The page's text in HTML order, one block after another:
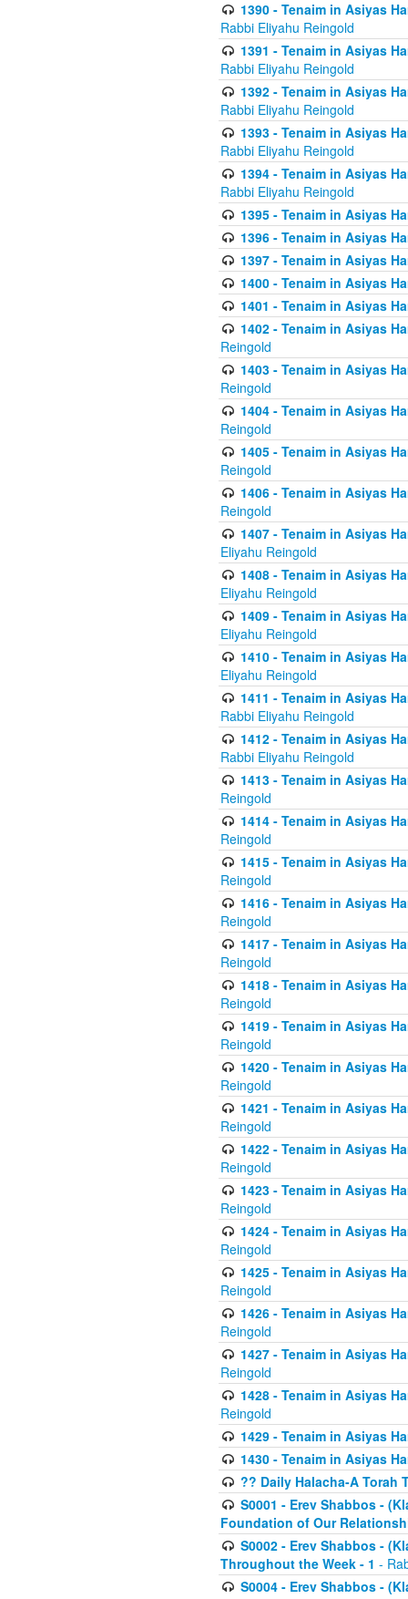
1390 - Tenaim in Asiyas
Rabbi Eliyahu Reingold
1391 - Tenaim in Asiyas
Rabbi Eliyahu Reingold
1392 - Tenaim in Asiyas
Rabbi Eliyahu Reingold
1393 - Tenaim in Asiyas
Rabbi Eliyahu Reingold
1394 - Tenaim in Asiyas
Rabbi Eliyahu Reingold
1395 - Tenaim in Asiyas
1396 - Tenaim in Asiyas
1397 - Tenaim in Asiyas
1400 - Tenaim in Asiyas
1401 - Tenaim in Asiyas
1402 - Tenaim in Asiyas
Reingold
1403 - Tenaim in Asiyas
Reingold
1404 - Tenaim in Asiyas
Reingold
1405 - Tenaim in Asiyas
Reingold
1406 - Tenaim in Asiyas
Reingold
1407 - Tenaim in Asiyas
Eliyahu Reingold
1408 - Tenaim in Asiyas
Eliyahu Reingold
1409 - Tenaim in Asiyas
Eliyahu Reingold
1410 - Tenaim in Asiyas
Eliyahu Reingold
1411 - Tenaim in Asiyas
Rabbi Eliyahu Reingold
1412 - Tenaim in Asiyas
Rabbi Eliyahu Reingold
1413 - Tenaim in Asiyas
Reingold
1414 - Tenaim in Asiyas
Reingold
1415 - Tenaim in Asiyas
Reingold
1416 - Tenaim in Asiyas
Reingold
1417 - Tenaim in Asiyas
Reingold
1418 - Tenaim in Asiyas
Reingold
1419 - Tenaim in Asiyas
Reingold
1420 - Tenaim in Asiyas
Reingold
1421 - Tenaim in Asiyas
Reingold
1422 - Tenaim in Asiyas
Reingold
1423 - Tenaim in Asiyas
Reingold
1424 - Tenaim in Asiyas
Reingold
1425 - Tenaim in Asiyas
Reingold
1426 - Tenaim in Asiyas
Reingold
1427 - Tenaim in Asiyas
Reingold
1428 - Tenaim in Asiyas
Reingold
1429 - Tenaim in Asiyas
1430 - Tenaim in Asiyas
?? Daily Halacha-A Torah
S0001 - Erev Shabbos -
Foundation of Our
S0002 - Erev Shabbos -
Throughout the Week - 1 -
S0004 - Erev Shabbos -